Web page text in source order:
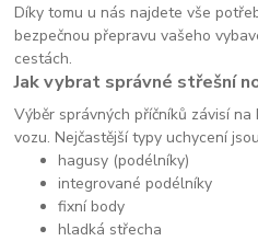
Díky tomu u nás najdete vše
bezpečnou přepravu vašeho
cestách.
Jak vybrat správné střešní
Výběr správných příčníků závisí
vozu. Nejčastější typy uchycení
hagusy (podélníky)
integrované podélníky
fixní body
hladká střecha